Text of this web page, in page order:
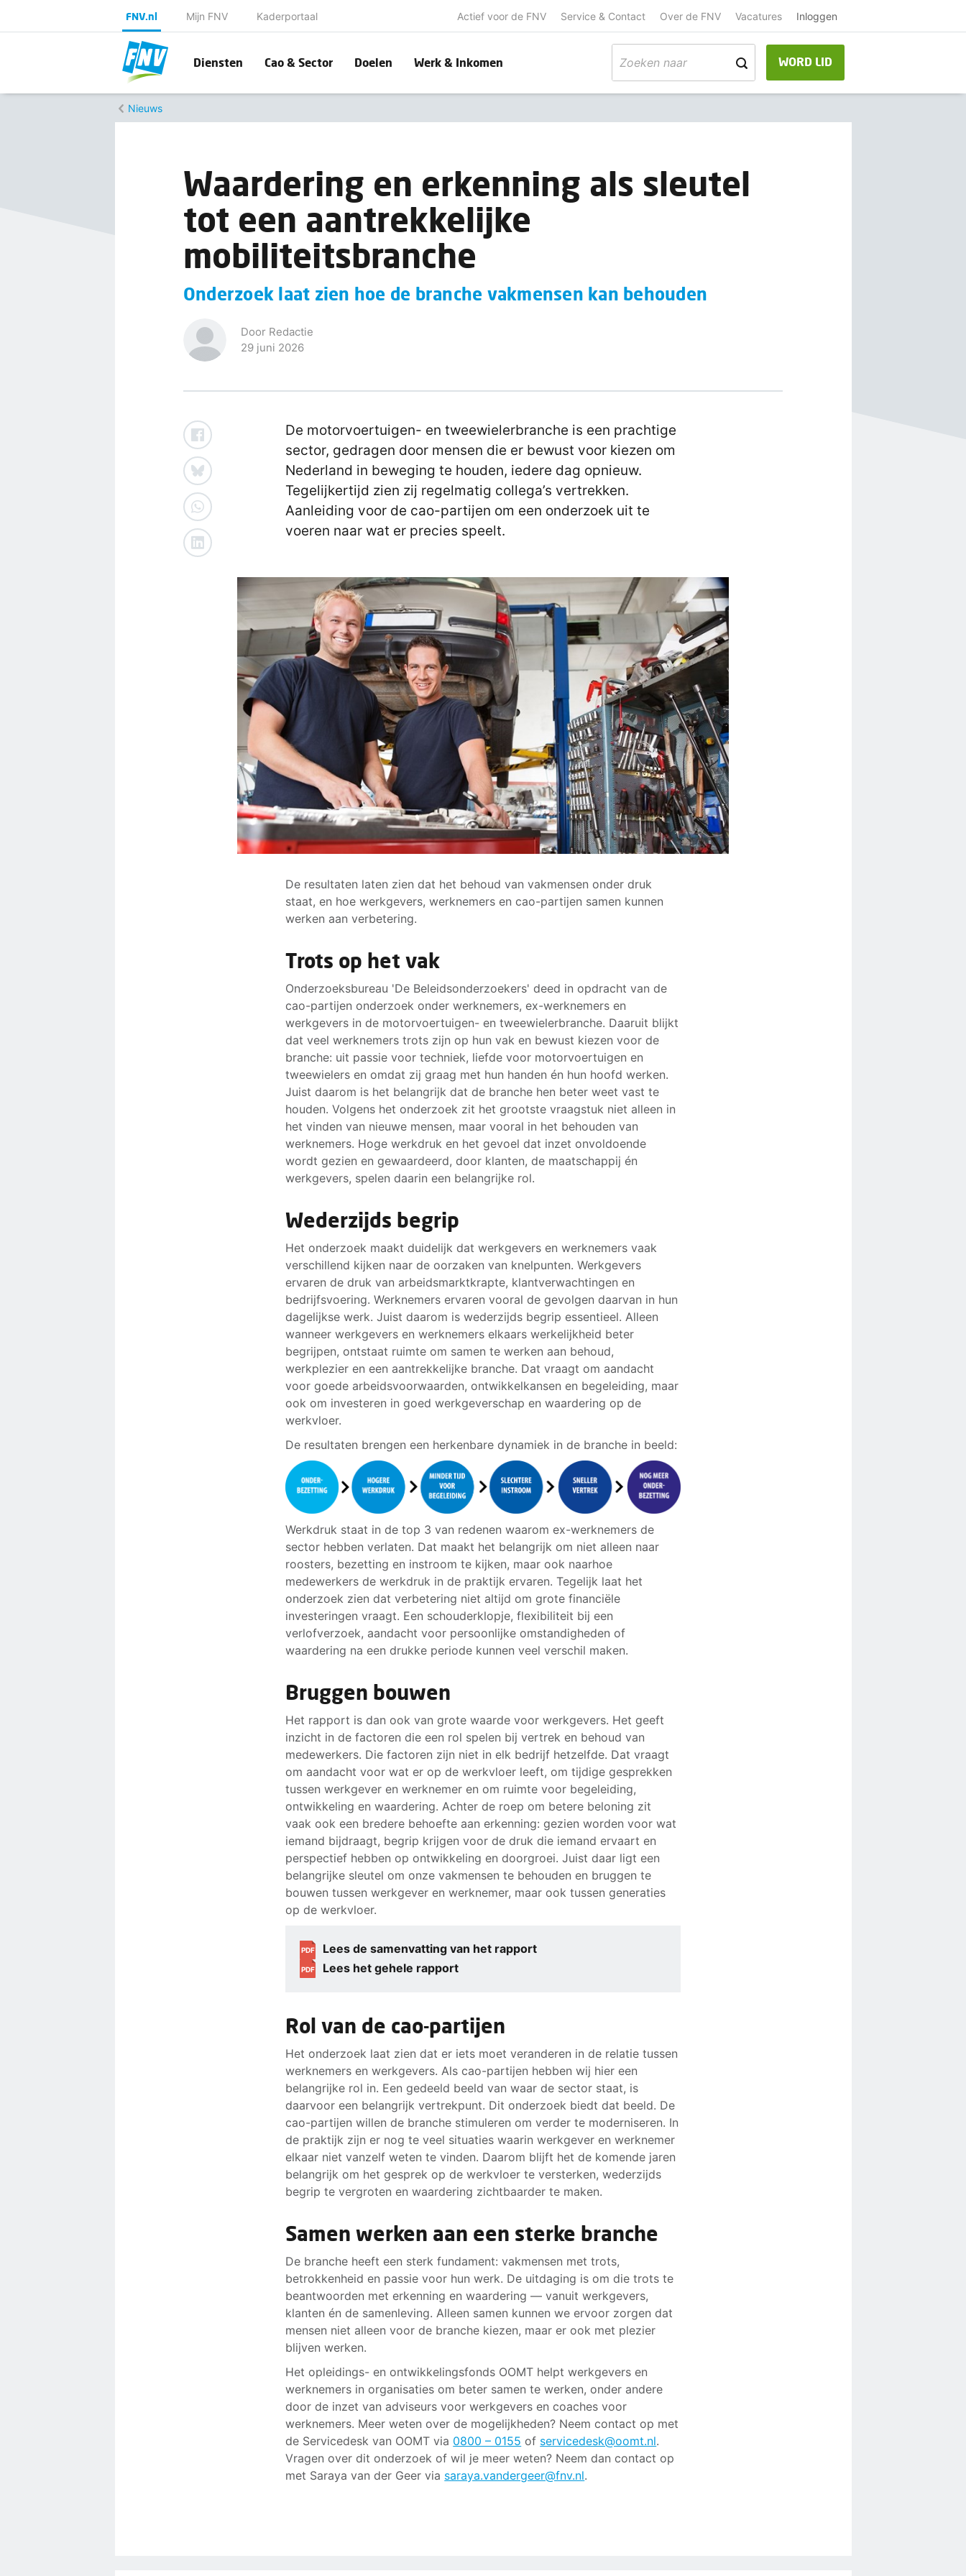
FNV.nl Mijn FNV Kaderportaal Actief voor de FNV Service & Contact Over de FNV Vacatures Inloggen
Diensten Cao & Sector Doelen Werk & Inkomen WORD LID
Nieuws
Waardering en erkenning als sleutel
tot een aantrekkelijke
mobiliteitsbranche
Onderzoek laat zien hoe de branche vakmensen kan behouden
Door Redactie
29 juni 2026
De motorvoertuigen- en tweewielerbranche is een prachtige
sector, gedragen door mensen die er bewust voor kiezen om
Nederland in beweging te houden, iedere dag opnieuw.
Tegelijkertijd zien zij regelmatig collega’s vertrekken.
Aanleiding voor de cao-partijen om een onderzoek uit te
voeren naar wat er precies speelt.
De resultaten laten zien dat het behoud van vakmensen onder druk
staat, en hoe werkgevers, werknemers en cao-partijen samen kunnen
werken aan verbetering.
Trots op het vak
Onderzoeksbureau 'De Beleidsonderzoekers' deed in opdracht van de
cao-partijen onderzoek onder werknemers, ex-werknemers en
werkgevers in de motorvoertuigen- en tweewielerbranche. Daaruit blijkt
dat veel werknemers trots zijn op hun vak en bewust kiezen voor de
branche: uit passie voor techniek, liefde voor motorvoertuigen en
tweewielers en omdat zij graag met hun handen én hun hoofd werken.
Juist daarom is het belangrijk dat de branche hen beter weet vast te
houden. Volgens het onderzoek zit het grootste vraagstuk niet alleen in
het vinden van nieuwe mensen, maar vooral in het behouden van
werknemers. Hoge werkdruk en het gevoel dat inzet onvoldoende
wordt gezien en gewaardeerd, door klanten, de maatschappij én
werkgevers, spelen daarin een belangrijke rol.
Wederzijds begrip
Het onderzoek maakt duidelijk dat werkgevers en werknemers vaak
verschillend kijken naar de oorzaken van knelpunten. Werkgevers
ervaren de druk van arbeidsmarktkrapte, klantverwachtingen en
bedrijfsvoering. Werknemers ervaren vooral de gevolgen daarvan in hun
dagelijkse werk. Juist daarom is wederzijds begrip essentieel. Alleen
wanneer werkgevers en werknemers elkaars werkelijkheid beter
begrijpen, ontstaat ruimte om samen te werken aan behoud,
werkplezier en een aantrekkelijke branche. Dat vraagt om aandacht
voor goede arbeidsvoorwaarden, ontwikkelkansen en begeleiding, maar
ook om investeren in goed werkgeverschap en waardering op de
werkvloer.
De resultaten brengen een herkenbare dynamiek in de branche in beeld:
Werkdruk staat in de top 3 van redenen waarom ex-werknemers de
sector hebben verlaten. Dat maakt het belangrijk om niet alleen naar
roosters, bezetting en instroom te kijken, maar ook naarhoe
medewerkers de werkdruk in de praktijk ervaren. Tegelijk laat het
onderzoek zien dat verbetering niet altijd om grote financiële
investeringen vraagt. Een schouderklopje, flexibiliteit bij een
verlofverzoek, aandacht voor persoonlijke omstandigheden of
waardering na een drukke periode kunnen veel verschil maken.
Bruggen bouwen
Het rapport is dan ook van grote waarde voor werkgevers. Het geeft
inzicht in de factoren die een rol spelen bij vertrek en behoud van
medewerkers. Die factoren zijn niet in elk bedrijf hetzelfde. Dat vraagt
om aandacht voor wat er op de werkvloer leeft, om tijdige gesprekken
tussen werkgever en werknemer en om ruimte voor begeleiding,
ontwikkeling en waardering. Achter de roep om betere beloning zit
vaak ook een bredere behoefte aan erkenning: gezien worden voor wat
iemand bijdraagt, begrip krijgen voor de druk die iemand ervaart en
perspectief hebben op ontwikkeling en doorgroei. Juist daar ligt een
belangrijke sleutel om onze vakmensen te behouden en bruggen te
bouwen tussen werkgever en werknemer, maar ook tussen generaties
op de werkvloer.
PDF Lees de samenvatting van het rapport
PDF Lees het gehele rapport
Rol van de cao-partijen
Het onderzoek laat zien dat er iets moet veranderen in de relatie tussen
werknemers en werkgevers. Als cao-partijen hebben wij hier een
belangrijke rol in. Een gedeeld beeld van waar de sector staat, is
daarvoor een belangrijk vertrekpunt. Dit onderzoek biedt dat beeld. De
cao-partijen willen de branche stimuleren om verder te moderniseren. In
de praktijk zijn er nog te veel situaties waarin werkgever en werknemer
elkaar niet vanzelf weten te vinden. Daarom blijft het de komende jaren
belangrijk om het gesprek op de werkvloer te versterken, wederzijds
begrip te vergroten en waardering zichtbaarder te maken.
Samen werken aan een sterke branche
De branche heeft een sterk fundament: vakmensen met trots,
betrokkenheid en passie voor hun werk. De uitdaging is om die trots te
beantwoorden met erkenning en waardering — vanuit werkgevers,
klanten én de samenleving. Alleen samen kunnen we ervoor zorgen dat
mensen niet alleen voor de branche kiezen, maar er ook met plezier
blijven werken.
Het opleidings- en ontwikkelingsfonds OOMT helpt werkgevers en
werknemers in organisaties om beter samen te werken, onder andere
door de inzet van adviseurs voor werkgevers en coaches voor
werknemers. Meer weten over de mogelijkheden? Neem contact op met
de Servicedesk van OOMT via 0800 – 0155 of servicedesk@oomt.nl.
Vragen over dit onderzoek of wil je meer weten? Neem dan contact op
met Saraya van der Geer via saraya.vandergeer@fnv.nl.